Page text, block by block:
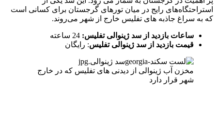
استراحتگاه‌های رایج در میان تورهای گرجستان برای کسانی است
که به سراغ جاذبه های تفلیس خارج از شهر می‌روند.
ساعات بازدید از سد ژینوالی تفلیس:
قیمت بازدید از سد ژینوالی تفلیس: رایگان
مخزن آب ژینوالی از دیدنی های تفلیس که در خارج
شهر قرار دارد